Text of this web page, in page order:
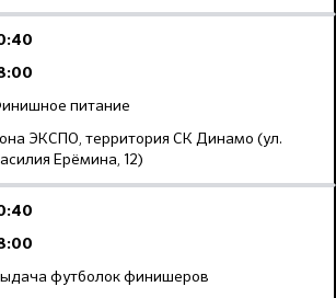
питание
ЭКСПО, территория СК Динамо (ул.
Ерёмина, 12)
футболок финишеров